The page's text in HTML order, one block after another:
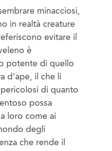
minacciosi,
in realtà creature
evitare il
è
potente di quello
d'ape, il che li
di quanto
possa
loro come ai
degli
che rende il